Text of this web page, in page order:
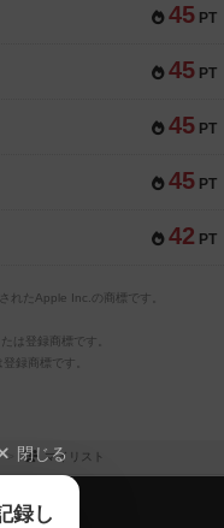
45 PT
45 PT
45 PT
45 PT
42 PT
れたApple Inc.の商標です。
は登録商標です。
録商標です。
マイリスト
閉じる
録し